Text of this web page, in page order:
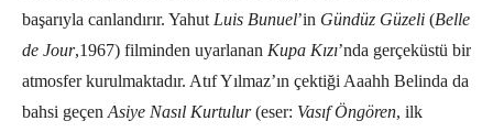
başarıyla canlandırır. YahutLuis Bunuel’in Gündüz Güzeli (Belle
de Jour,1967) filminden uyarlanan Kupa Kızı’nda gerçeküstü bir
atmosfer kurulmaktadır. Atıf Yılmaz’ın çektiği Aaahh Belinda da
bahsi geçenAsiye Nasıl Kurtulur(eser: Vasıf Öngören, ilk